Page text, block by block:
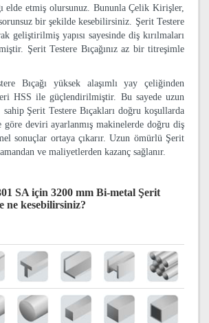
elde etmiş olursunuz. Bununla Çelik Kirişler,
bir şekilde kesebilirsiniz. Şerit Testere
geliştirilmiş yapısı sayesinde diş kırılmaları
Şerit Testere Bıçağınız az bir titreşimle
Bıçağı yüksek alaşımlı yay çeliğinden
HSS ile güçlendirilmiştir. Bu sayede uzun
Şerit Testere Bıçakları doğru koşullarda
göre deviri ayarlanmış makinelerde doğru diş
sonuçlar ortaya çıkarır. Uzun ömürlü Şerit
ve maliyetlerden kazanç sağlanır.
SA için 3200 mm Bi-metal Şerit
ne kesebilirsiniz?